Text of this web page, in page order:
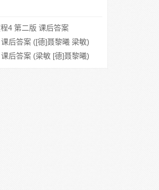
4 第二版 课后答案
后答案 ([德]聂黎曦 梁敏)
后答案 (梁敏 [德]聂黎曦)